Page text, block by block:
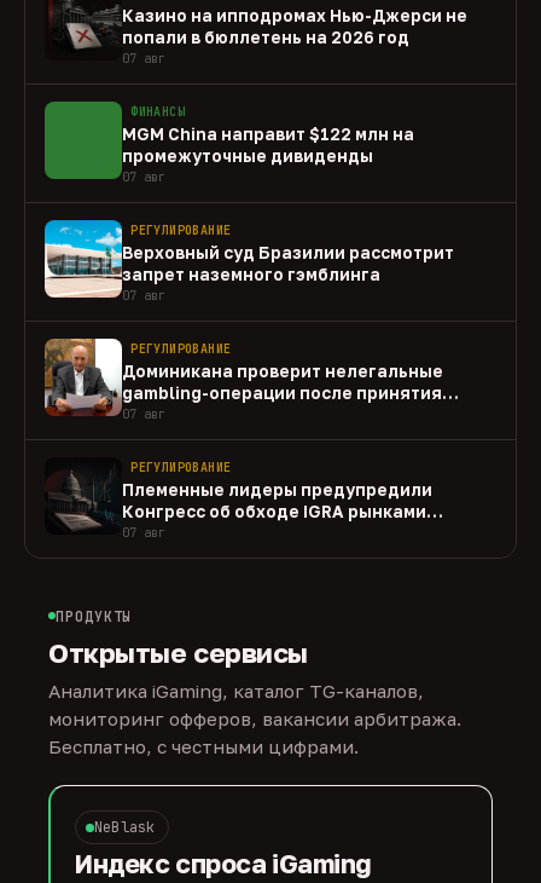
Казино на ипподромах Нью-Джерси не
попали в бюллетень на 2026 год
07 авг
ФИНАНСЫ
MGM China направит $122 млн на
промежуточные дивиденды
07 авг
РЕГУЛИРОВАНИЕ
Верховный суд Бразилии рассмотрит
запрет наземного гэмблинга
07 авг
РЕГУЛИРОВАНИЕ
Доминикана проверит нелегальные
gambling-операции после принятия
закона
07 авг
РЕГУЛИРОВАНИЕ
Племенные лидеры предупредили
Конгресс об обходе IGRA рынками
прогнозов
07 авг
ПРОДУКТЫ
Открытые сервисы
Аналитика iGaming, каталог TG-каналов,
мониторинг офферов, вакансии арбитража.
Бесплатно, с честными цифрами.
NeBlask
Индекс спроса iGaming